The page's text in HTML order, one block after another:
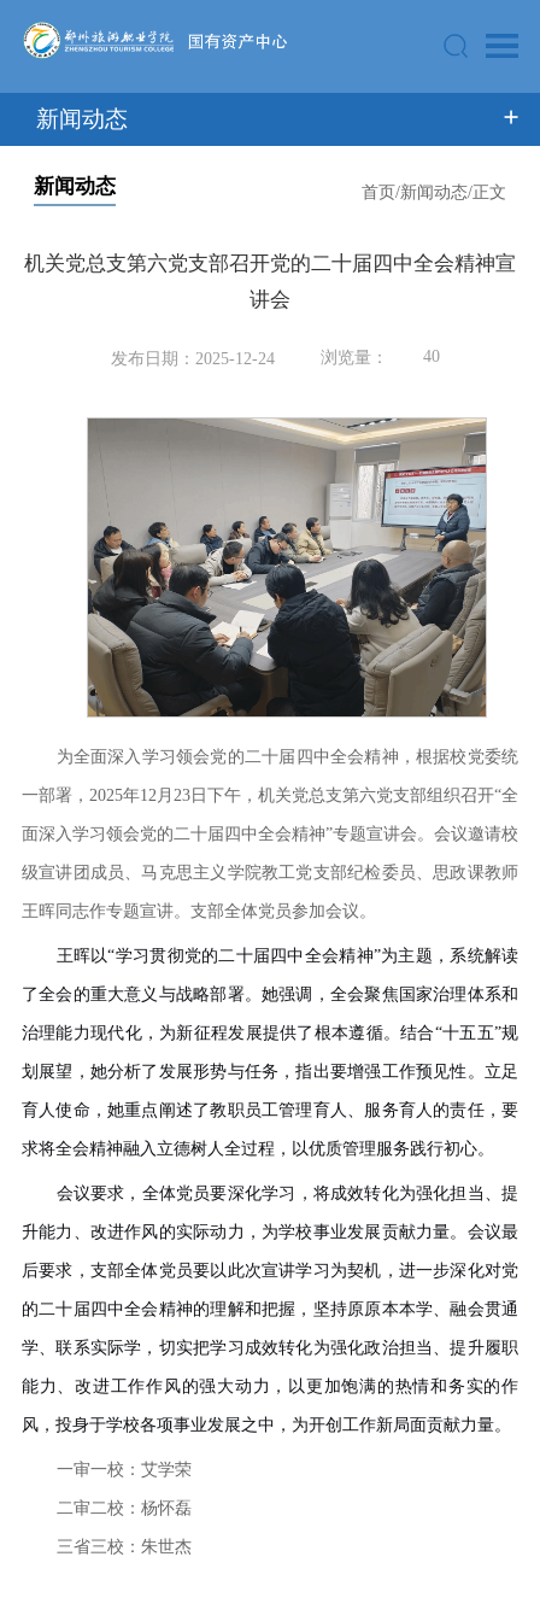
新闻动态
新闻动态 首页/新闻动态/正文
机关党总支第六党支部召开党的二十届四中全会精神宣
讲会
发布日期：2025-12-24 浏览量： 40
为全面深入学习领会党的二十届四中全会精神，根据校党委统
一部署， 2025年12月23日下午，机关党总支第六党支部组织召开“全
面深入学习领会党的二十届四中全会精神”专题宣讲会。会议邀请校
级宣讲团成员、马克思主义学院教工党支部纪检委员、思政课教师
王晖同志作专题宣讲。支部全体党员参加会议。
王晖以“学习贯彻党的二十届四中全会精神”为主题，系统解读
了全会的重大意义与战略部署。 她强调，全会聚焦国家治理体系和
治理能力现代化，为新征程发展提供了根本遵循。结合“十五五”规
划展望， 她分析了发展形势与任务，指出要增强工作预见性。立足
育人使命，她重点阐述了教职员工管理育人、服务育人的责任，要
求将全会精神融入立德树人全过程，以优质管理服务践行初心。
会议要求，全体党员要深化学习，将成效转化为强化担当、提
升能力、改进作风的实际动力，为学校事业发展贡献力量。会议最
后要求，支部全体党员要以此次宣讲学习为契机，进一步深化对党
的二十届四中全会精神的理解和把握，坚持原原本本学、融会贯通
学、联系实际学，切实把学习成效转化为强化政治担当、提升履职
能力、改进工作作风的强大动力，以更加饱满的热情和务实的作
风，投身于学校各项事业发展之中，为开创工作新局面贡献力量。
一审一校：艾学荣
二审二校：杨怀磊
三省三校：朱世杰